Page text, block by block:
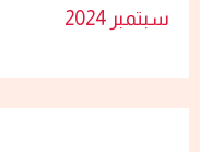
سبتمبر 2024